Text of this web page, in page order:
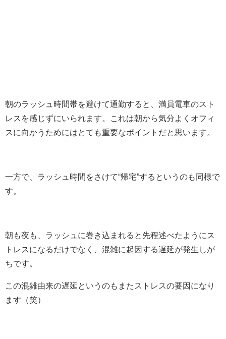
朝のラッシュ時間帯を避けて通勤すると、満員電車のスト
レスを感じずにいられます。これは朝から気分よくオフィ
スに向かうためにはとても重要なポイントだと思います。
一方で、ラッシュ時間をさけて“帰宅”するというのも同様で
す。
朝も夜も、ラッシュに巻き込まれると先程述べたようにス
トレスになるだけでなく、混雑に起因する遅延が発生しが
ちです。
この混雑由来の遅延というのもまたストレスの要因になり
ます（笑）